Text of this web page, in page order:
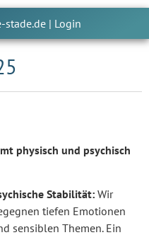
stade.de | Login
physisch und psychisch
Stabilität: Wir
tiefen Emotionen
sensiblen Themen. Ein